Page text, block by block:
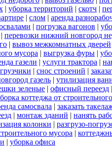
| уборка территорий | скотч |
| слом | аренда
| погрузка вагонов |
| перевозки нижний новгород
| вывоз межкомнатных дверей
мусора | выгрузка фуры |
газели | услуги трактора |
грузчики | снос строений |
газель | утилизация
зеленые | офисный переезд |
коттеджа от
самосвала | заказать
| монтаж зданий | нанять
колонки | разгрузо-
мусора |
| уборка офиса